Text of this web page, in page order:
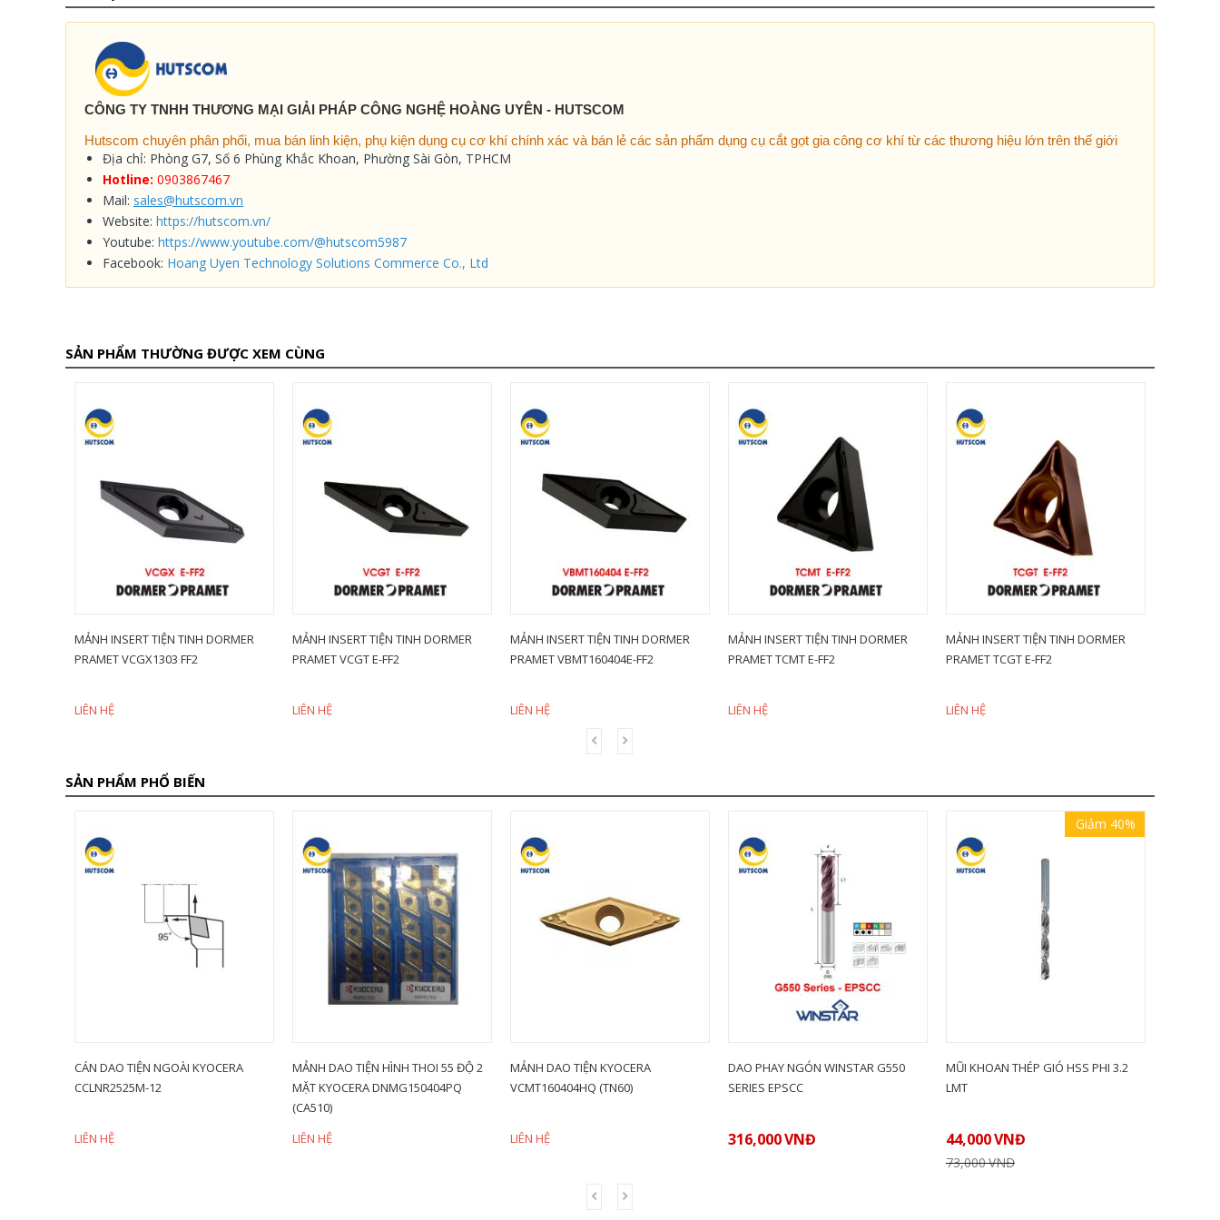
CÔNG TY TNHH THƯƠNG MẠI GIẢI PHÁP CÔNG NGHỆ HOÀNG UYÊN - HUTSCOM
Hutscom chuyên phân phối, mua bán linh kiện, phụ kiện dụng cụ cơ khí chính xác và bán lẻ các sản phẩm dụng cụ cắt gọt gia công cơ khí từ các thương hiệu lớn trên thế giới
Địa chỉ: Phòng G7, Số 6 Phùng Khắc Khoan, Phường Sài Gòn, TPHCM
Hotline: 0903867467
Mail: sales@hutscom.vn
Website: https://hutscom.vn/
Youtube: https://www.youtube.com/@hutscom5987
Facebook: Hoang Uyen Technology Solutions Commerce Co., Ltd
SẢN PHẨM THƯỜNG ĐƯỢC XEM CÙNG
MẢNH INSERT TIỆN TINH DORMER
PRAMET VCGX1303 FF2
LIÊN HỆ
MẢNH INSERT TIỆN TINH DORMER
PRAMET VCGT E-FF2
LIÊN HỆ
MẢNH INSERT TIỆN TINH DORMER
PRAMET VBMT160404E-FF2
LIÊN HỆ
MẢNH INSERT TIỆN TINH DORMER
PRAMET TCMT E-FF2
LIÊN HỆ
MẢNH INSERT TIỆN TINH DORMER
PRAMET TCGT E-FF2
LIÊN HỆ
SẢN PHẨM PHỔ BIẾN
CÁN DAO TIỆN NGOÀI KYOCERA
CCLNR2525M-12
LIÊN HỆ
MẢNH DAO TIỆN HÌNH THOI 55 ĐỘ 2
MẶT KYOCERA DNMG150404PQ
(CA510)
LIÊN HỆ
MẢNH DAO TIỆN KYOCERA
VCMT160404HQ (TN60)
LIÊN HỆ
DAO PHAY NGÓN WINSTAR G550
SERIES EPSCC
316,000VNĐ
Giảm 40%
MŨI KHOAN THÉP GIÓ HSS PHI 3.2
LMT
44,000VNĐ
73,000VNĐ